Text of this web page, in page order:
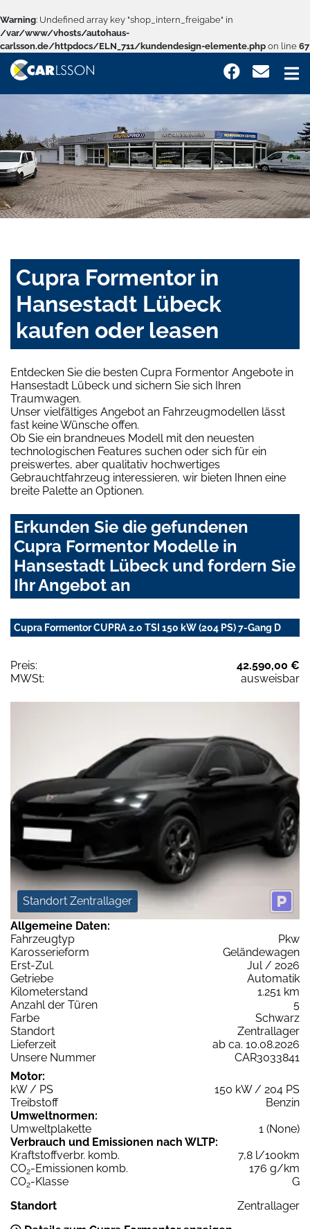
Warning: Undefined array key "shop_intern_freigabe" in
/var/www/vhosts/autohaus-
carlsson.de/httpdocs/ELN_711/kundendesign-elemente.php on line 67
Cupra Formentor in
Hansestadt Lübeck
kaufen oder leasen
Entdecken Sie die besten Cupra Formentor Angebote in
Hansestadt Lübeck und sichern Sie sich Ihren
Traumwagen.
Unser vielfältiges Angebot an Fahrzeugmodellen lässt
fast keine Wünsche offen.
Ob Sie ein brandneues Modell mit den neuesten
technologischen Features suchen oder sich für ein
preiswertes, aber qualitativ hochwertiges
Gebrauchtfahrzeug interessieren, wir bieten Ihnen eine
breite Palette an Optionen.
Erkunden Sie die gefundenen
Cupra Formentor Modelle in
Hansestadt Lübeck und fordern Sie
Ihr Angebot an
Cupra Formentor CUPRA 2.0 TSI 150 kW (204 PS) 7-Gang D
Preis:
42.590,00 €
MWSt:
ausweisbar
Standort Zentrallager
Allgemeine Daten:
Fahrzeugtyp
Pkw
Karosserieform
Geländewagen
Erst-Zul.
Jul / 2026
Getriebe
Automatik
Kilometerstand
1.251 km
Anzahl der Türen
5
Farbe
Schwarz
Standort
Zentrallager
Lieferzeit
ab ca. 10.08.2026
Unsere Nummer
CAR3033841
Motor:
kW / PS
150 kW / 204 PS
Treibstoff
Benzin
Umweltnormen:
Umweltplakette
1 (None)
Verbrauch und Emissionen nach WLTP:
Kraftstoffverbr. komb.
7,8 l/100km
CO2-Emissionen komb.
176 g/km
CO2-Klasse
G
Standort
Zentrallager